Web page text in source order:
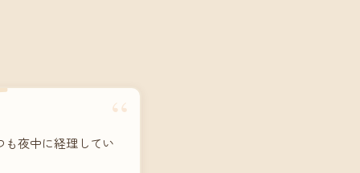
“
も夜中に経理してい